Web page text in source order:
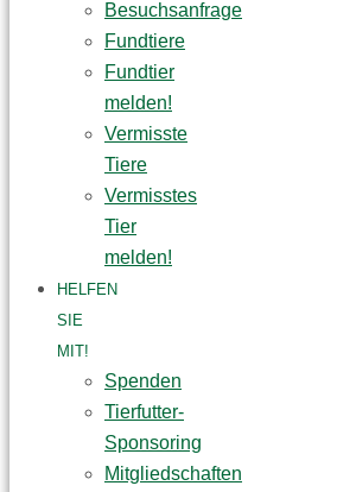
Besuchsanfrage
Fundtiere
Fundtier
melden!
Vermisste
Tiere
Vermisstes
Tier
melden!
HELFEN
SIE
MIT!
Spenden
Tierfutter-
Sponsoring
Mitgliedschaften